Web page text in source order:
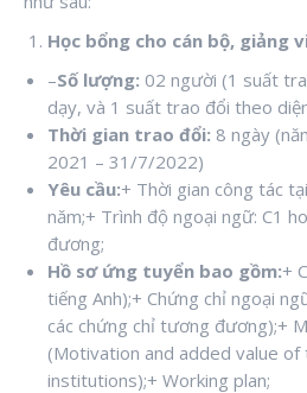
Học bổng cho cán bộ, giảng
–Số lượng: 02 người (1 suất
dạy, và 1 suất trao đổi theo
Thời gian trao đổi: 8 ngày
2021 – 31/7/2022)
Yêu cầu:+ Thời gian công tác
năm;+ Trình độ ngoại ngữ: C1
đương;
Hồ sơ ứng tuyển bao gồm:+
tiếng Anh);+ Chứng chỉ ngoại
các chứng chỉ tương đương);+
(Motivation and added value
institutions);+ Working plan;